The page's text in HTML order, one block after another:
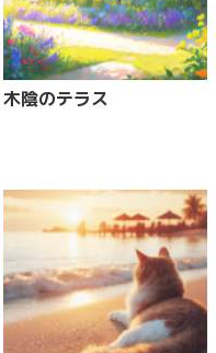
木陰のテラス